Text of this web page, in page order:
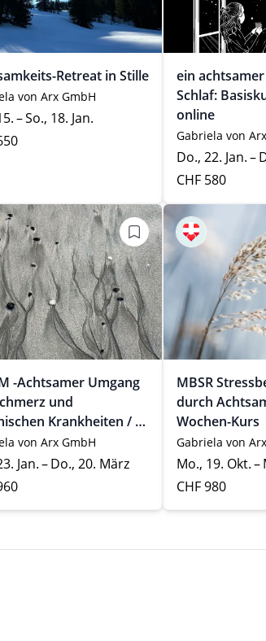
Retreat in Stille
von Arx GmbH
– So., 18. Jan.
ein
Schlaf:
online
Gabriela von
Do., 22. Jan. –
CHF 580
-Achtsamer Umgang
und
Krankheiten / 8-
Kurs
von Arx GmbH
Jan. – Do., 20. März
MBSR
durch
Wochen-Kurs
Gabriela von
Mo., 19. Okt. –
CHF 980